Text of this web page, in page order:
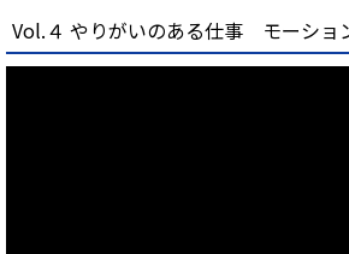
Vol.４ やりがいのある仕事 モーショ